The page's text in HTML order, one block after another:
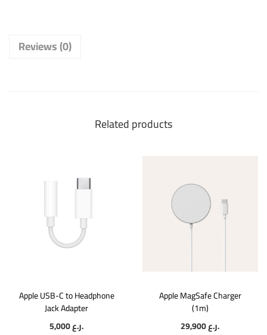
Reviews (0)
Related products
Apple USB-C to Headphone
Jack Adapter
5,000
ر.ع.
Apple MagSafe Charger
(1m)
29,900
ر.ع.